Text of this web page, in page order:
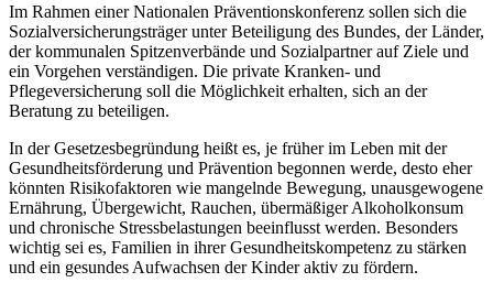
Im Rahmen einer Nationalen Präventionskonferenz sollen sich die
Sozialversicherungsträger unter Beteiligung des Bundes, der Länder,
der kommunalen Spitzenverbände und Sozialpartner auf Ziele und
ein Vorgehen verständigen. Die private Kranken- und
Pflegeversicherung soll die Möglichkeit erhalten, sich an der
Beratung zu beteiligen.
In der Gesetzesbegründung heißt es, je früher im Leben mit der
Gesundheitsförderung und Prävention begonnen werde, desto eher
könnten Risikofaktoren wie mangelnde Bewegung, unausgewogene
Ernährung, Übergewicht, Rauchen, übermäßiger Alkoholkonsum
und chronische Stressbelastungen beeinflusst werden. Besonders
wichtig sei es, Familien in ihrer Gesundheitskompetenz zu stärken
und ein gesundes Aufwachsen der Kinder aktiv zu fördern.